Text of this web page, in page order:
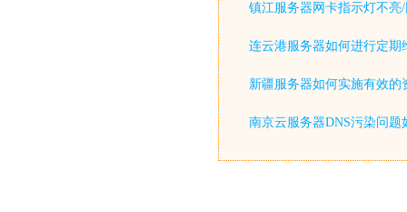
镇江服务器网卡指示灯不亮
连云港服务器如何进行定期
新疆服务器如何实施有效的
南京云服务器DNS污染问题